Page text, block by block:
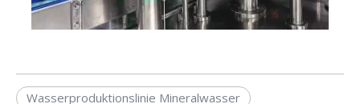
Wasserproduktionslinie Mineralwasser